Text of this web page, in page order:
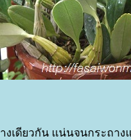
เดียวกัน แน่นจนกระถาง